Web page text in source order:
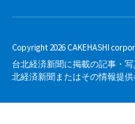
Copyright 2026 CAKEHASHI
台北経済新聞に掲載の記事・
北経済新聞またはその情報提供